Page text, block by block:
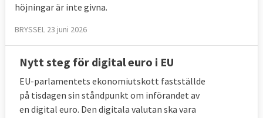
höjningar är inte givna.
BRYSSEL 23 juni 2026
Nytt steg för digital euro i EU
EU-parlamentets ekonomiutskott fastställde
på tisdagen sin ståndpunkt om införandet av
en digital euro. Den digitala valutan ska vara